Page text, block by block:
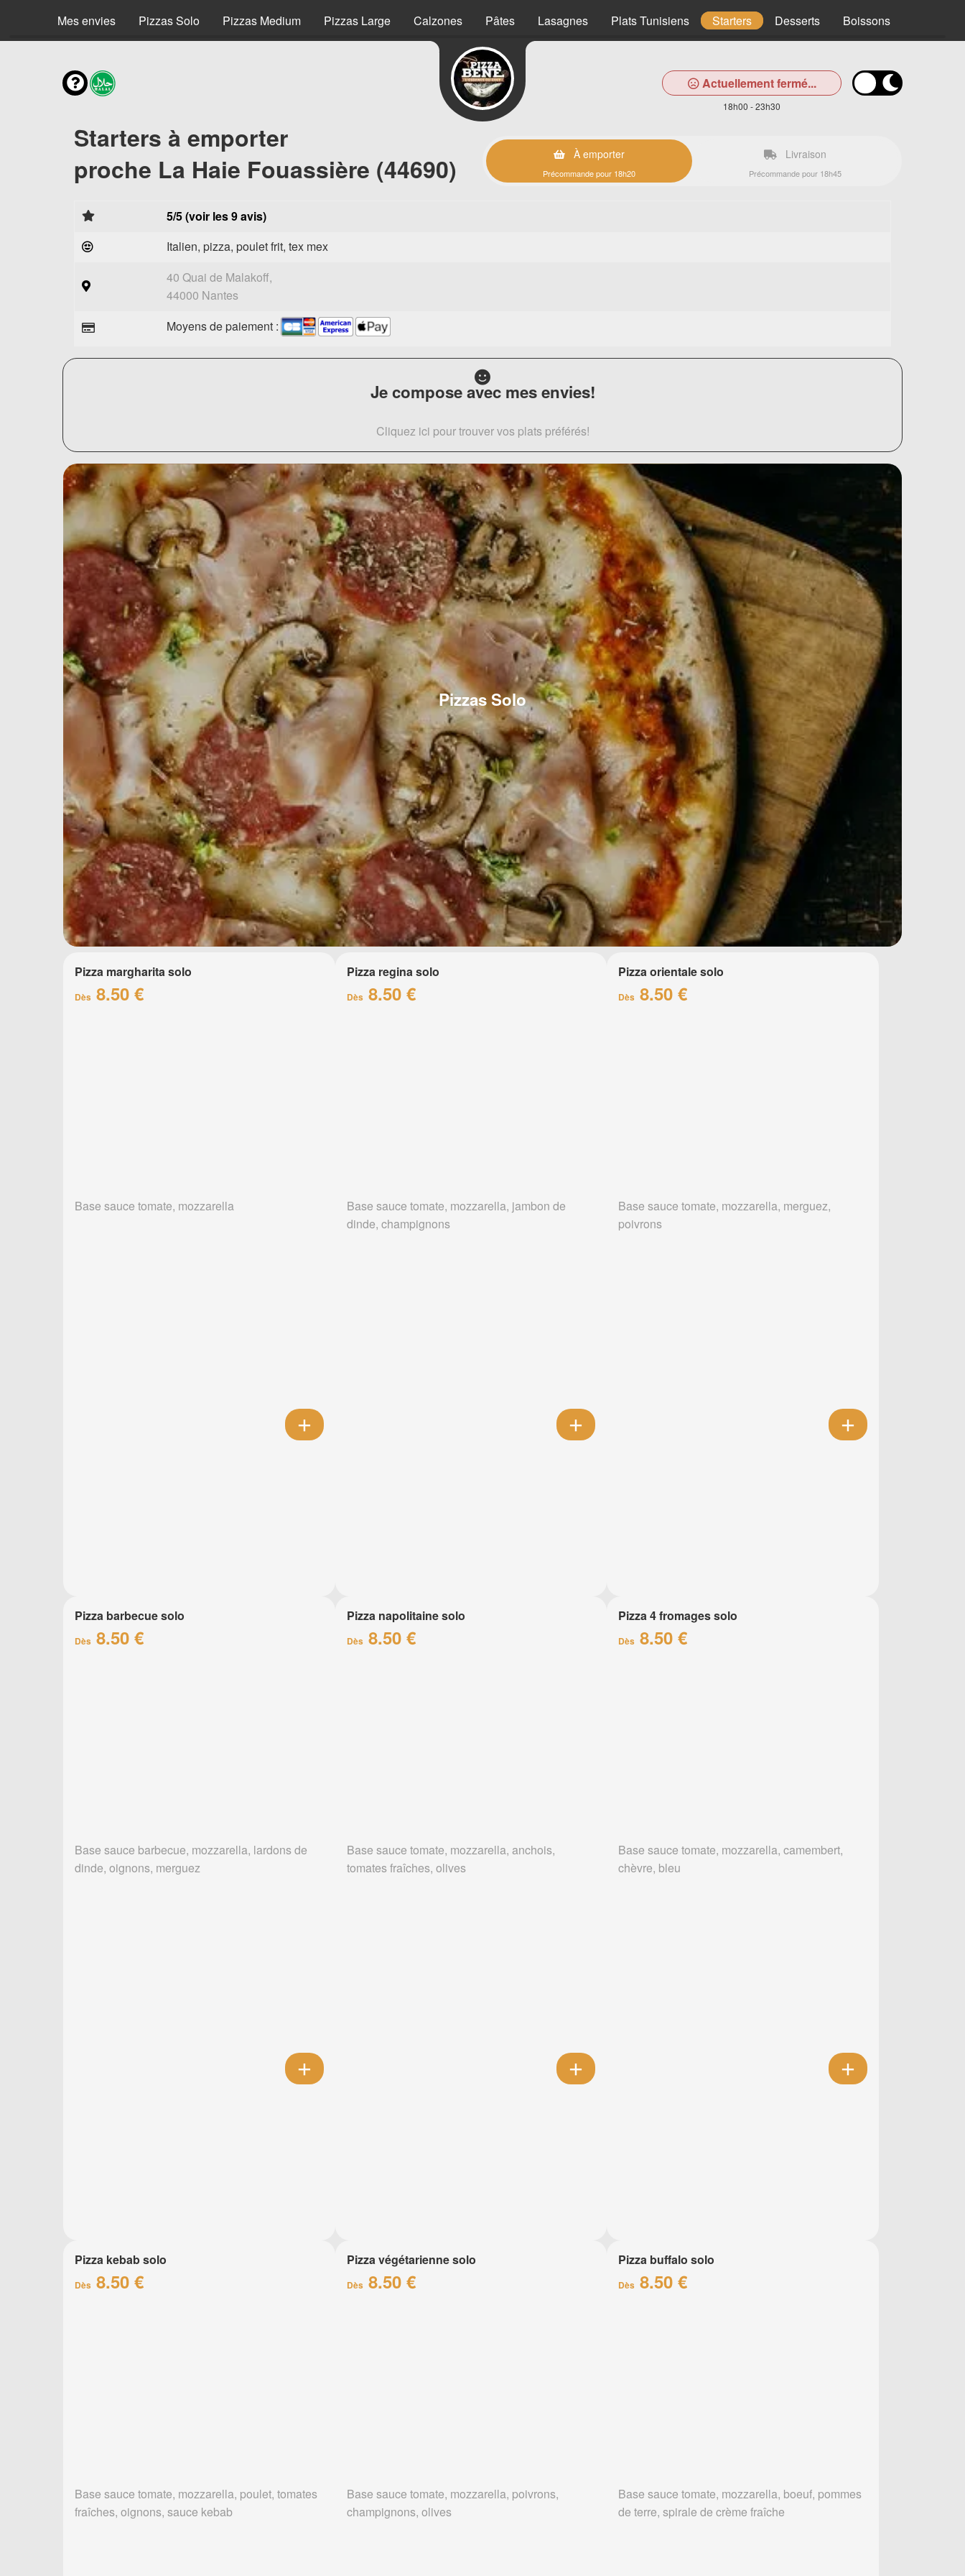
Mes envies Pizzas Solo Pizzas Medium Pizzas Large Calzones Pâtes Lasagnes Plats Tunisiens Starters Desserts Boissons
Actuellement fermé...
18h00 - 23h30
Starters à emporter
proche La Haie Fouassière (44690)
À emporter
Précommande pour 18h20
Livraison
Précommande pour 18h45
5/5 (voir les 9 avis)
Italien, pizza, poulet frit, tex mex
40 Quai de Malakoff,
44000 Nantes
Moyens de paiement :
Je compose avec mes envies!
Cliquez ici pour trouver vos plats préférés!
Pizzas Solo
Pizza margharita solo
Dès 8.50 €
Base sauce tomate, mozzarella
Pizza regina solo
Dès 8.50 €
Base sauce tomate, mozzarella, jambon de
dinde, champignons
Pizza orientale solo
Dès 8.50 €
Base sauce tomate, mozzarella, merguez,
poivrons
Pizza barbecue solo
Dès 8.50 €
Base sauce barbecue, mozzarella, lardons de
dinde, oignons, merguez
Pizza napolitaine solo
Dès 8.50 €
Base sauce tomate, mozzarella, anchois,
tomates fraîches, olives
Pizza 4 fromages solo
Dès 8.50 €
Base sauce tomate, mozzarella, camembert,
chèvre, bleu
Pizza kebab solo
Dès 8.50 €
Base sauce tomate, mozzarella, poulet, tomates
fraîches, oignons, sauce kebab
Pizza végétarienne solo
Dès 8.50 €
Base sauce tomate, mozzarella, poivrons,
champignons, olives
Pizza buffalo solo
Dès 8.50 €
Base sauce tomate, mozzarella, boeuf, pommes
de terre, spirale de crème fraîche